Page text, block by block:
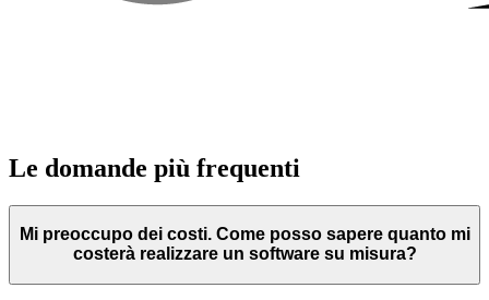
Le domande più frequenti
Mi preoccupo dei costi. Come posso sapere quanto mi
costerà realizzare un software su misura?